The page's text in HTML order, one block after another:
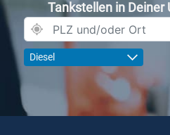
Tankstellen in Deiner
Diesel